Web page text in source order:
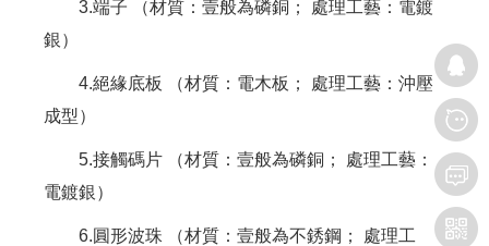
3.端子 （材質：壹般為磷銅； 處理工藝：電鍍
銀）
4.絕緣底板 （材質：電木板； 處理工藝：沖壓
成型）
5.接觸碼片 （材質：壹般為磷銅； 處理工藝：
電鍍銀）
6.圓形波珠 （材質：壹般為不銹鋼； 處理工